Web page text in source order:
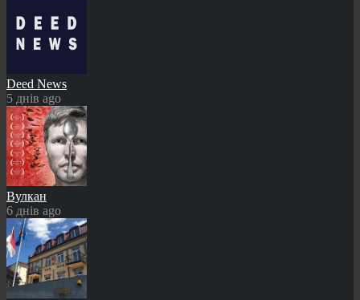
Deed News
5 днів ago
Вулкан
6 днів ago